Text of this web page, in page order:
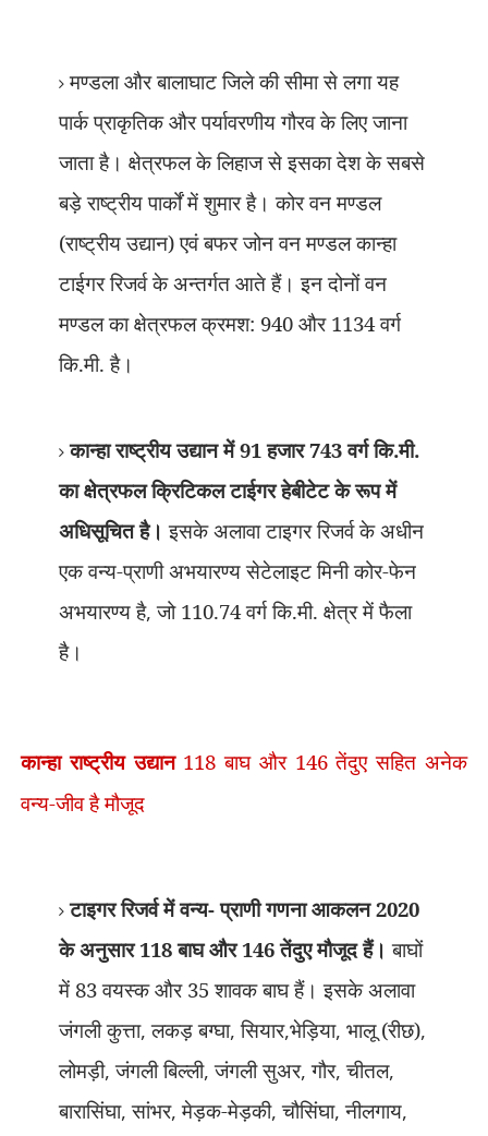
मण्डला और बालाघाट जिले की सीमा से लगा यह
पार्क प्राकृतिक और पर्यावरणीय गौरव के लिए जाना
जाता है। क्षेत्रफल के लिहाज से इसका देश के सबसे
बड़े राष्ट्रीय पार्कों में शुमार है। कोर वन मण्डल
(राष्ट्रीय उद्यान) एवं बफर जोन वन मण्डल कान्हा
टाईगर रिजर्व के अन्तर्गत आते हैं। इन दोनों वन
मण्डल का क्षेत्रफल क्रमश: 940 और 1134 वर्ग
कि.मी. है।
कान्हा राष्ट्रीय उद्यान में 91 हजार 743 वर्ग कि.मी.
का क्षेत्रफल क्रिटिकल टाईगर हेबीटेट के रूप में
अधिसूचित है। इसके अलावा टाइगर रिजर्व के अधीन
एक वन्य-प्राणी अभयारण्य सेटेलाइट मिनी कोर-फेन
अभयारण्य है,जो 110.74 वर्ग कि.मी. क्षेत्र में फैला
है।
कान्हा राष्ट्रीय उद्यान 118 बाघ और 146 तेंदुए सहित अनेक
वन्य-जीव है मौजूद
टाइगर रिजर्व में वन्य- प्राणी गणना आकलन 2020
के अनुसार 118 बाघ और 146 तेंदुए मौजूद हैं। बाघों
में 83 वयस्क और 35 शावक बाघ हैं। इसके अलावा
जंगली कुत्ता,लकड़ बग्घा,सियार,भेड़िया, भालू (रीछ),
लोमड़ी,जंगली बिल्ली,जंगली सुअर,गौर,चीतल,
बारासिंघा,सांभर,मेड़क-मेड़की,चौसिंघा,नीलगाय,